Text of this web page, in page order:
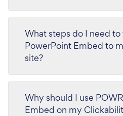
What steps do I need
PowerPoint Embed to
site?
Why should I use
Embed on my